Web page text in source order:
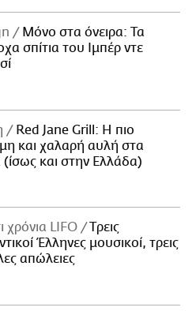
Μόνο στα όνειρα: Τα
σπίτια του Ιμπέρ ντε
Red Jane Grill: Η πιο
και χαλαρή αυλή στα
(ίσως και στην Ελλάδα)
χρόνια LIFO
Tρεις
Έλληνες μουσικοί, τρεις
απώλειες